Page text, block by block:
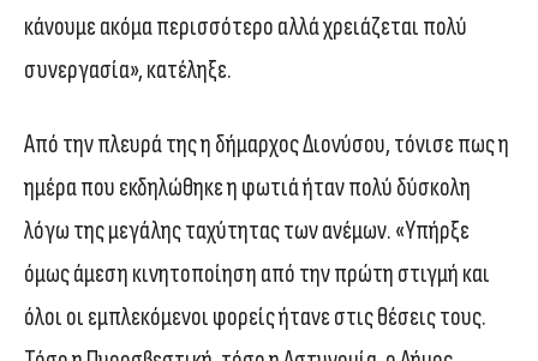
κάνουμε ακόμα περισσότερο αλλά χρειάζεται πολύ
συνεργασία», κατέληξε.
Από την πλευρά της η δήμαρχος Διονύσου, τόνισε πως η
ημέρα που εκδηλώθηκε η φωτιά ήταν πολύ δύσκολη
λόγω της μεγάλης ταχύτητας των ανέμων. «Υπήρξε
όμως άμεση κινητοποίηση από την πρώτη στιγμή και
όλοι οι εμπλεκόμενοι φορείς ήτανε στις θέσεις τους.